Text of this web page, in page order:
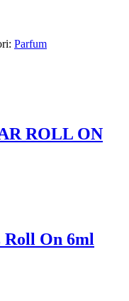
Parfum
ROLL ON
Roll On 6ml